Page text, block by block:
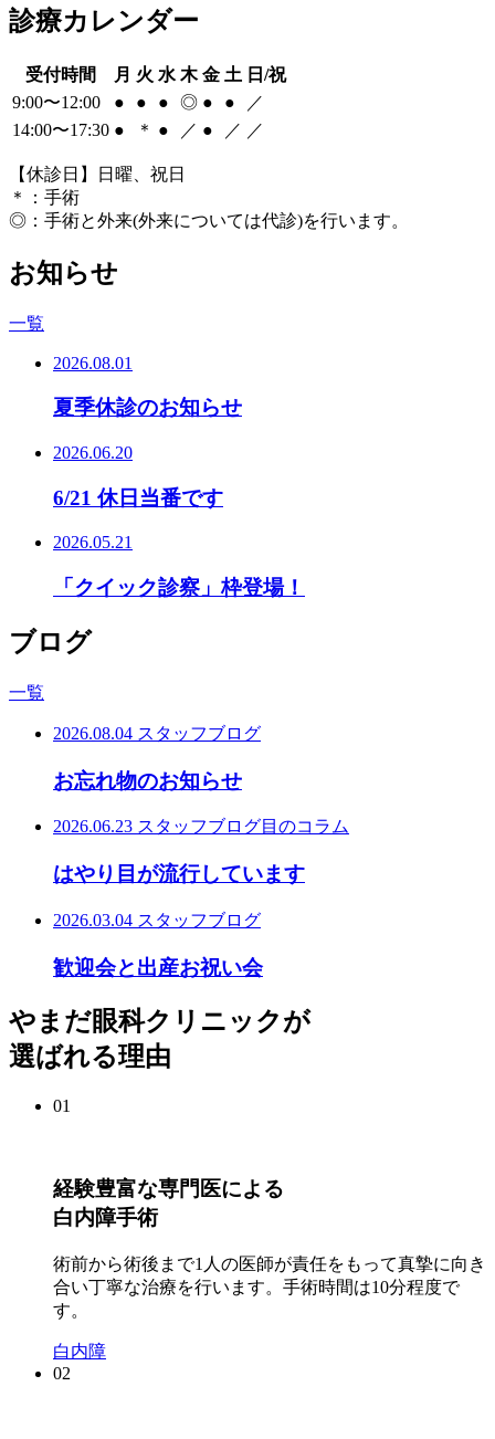
診療カレンダー
受付時間 月 火 水 木 金 土 日/祝
9:00〜12:00
● ● ● ◎ ● ●
／
14:00〜17:30 ● ＊ ● ／ ● ／ ／
【休診日】日曜、祝日
＊
：手術
◎ ：手術と外来(外来については代診)を行います。
お知らせ
一覧
2026.08.01
夏季休診のお知らせ
2026.06.20
6/21 休日当番です
2026.05.21
「クイック診察」枠登場！
ブログ
一覧
2026.08.04 スタッフブログ
お忘れ物のお知らせ
2026.06.23 スタッフブログ目のコラム
はやり目が流行しています
2026.03.04 スタッフブログ
歓迎会と出産お祝い会
やまだ眼科クリニックが
選ばれる理由
01
経験豊富な専門医による
白内障手術
術前から術後まで1人の医師が責任をもって真摯に向き
合い丁寧な治療を行います。手術時間は10分程度で
す。
白内障
02